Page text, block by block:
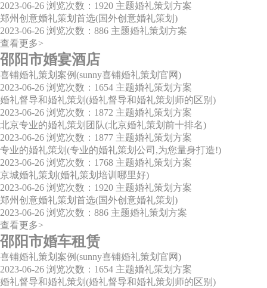
2023-06-26 浏览次数：1920 主题婚礼策划方案
郑州创意婚礼策划首选(国外创意婚礼策划)
2023-06-26 浏览次数：886 主题婚礼策划方案
查看更多>
邵阳市婚宴酒店
喜铺婚礼策划案例(sunny喜铺婚礼策划官网)
2023-06-26 浏览次数：1654 主题婚礼策划方案
婚礼督导和婚礼策划(婚礼督导和婚礼策划师的区别)
2023-06-26 浏览次数：1872 主题婚礼策划方案
北京专业的婚礼策划团队(北京婚礼策划前十排名)
2023-06-26 浏览次数：1877 主题婚礼策划方案
专业的婚礼策划(专业的婚礼策划公司,为您量身打造!)
2023-06-26 浏览次数：1768 主题婚礼策划方案
京城婚礼策划(婚礼策划培训哪里好)
2023-06-26 浏览次数：1920 主题婚礼策划方案
郑州创意婚礼策划首选(国外创意婚礼策划)
2023-06-26 浏览次数：886 主题婚礼策划方案
查看更多>
邵阳市婚车租赁
喜铺婚礼策划案例(sunny喜铺婚礼策划官网)
2023-06-26 浏览次数：1654 主题婚礼策划方案
婚礼督导和婚礼策划(婚礼督导和婚礼策划师的区别)